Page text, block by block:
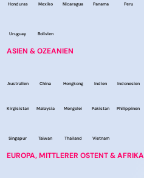
Honduras Mexiko Nicaragua Panama Peru
Uruguay Bolivien
ASIEN & OZEANIEN
Australien China Hongkong Indien Indonesien
Kirgisistan Malaysia Mongolei Pakistan Philippinen
Singapur Taiwan Thailand Vietnam
EUROPA, MITTLERER OSTENT & AFRIKA